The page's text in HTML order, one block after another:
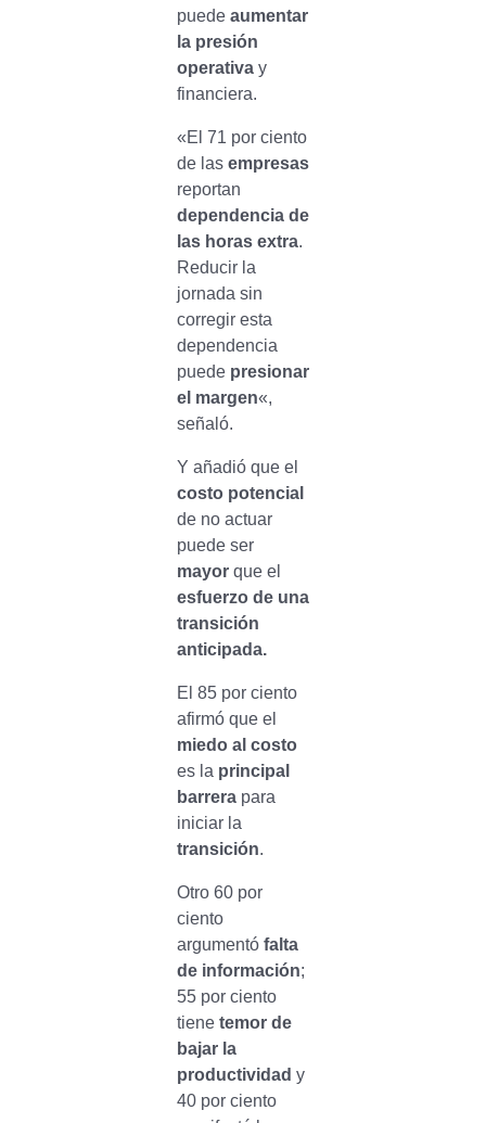
puede aumentar
la presión
operativay
financiera.
«El 71 por ciento
de las empresas
reportan
dependencia de
las horas extra.
Reducir la
jornada sin
corregir esta
dependencia
puede presionar
el margen«,
señaló.
Y añadió que el
costo potencial
de no actuar
puede ser
mayorque el
esfuerzo de una
transición
anticipada.
El 85 por ciento
afirmó que el
miedo al costo
es la principal
barrerapara
iniciar la
transición.
Otro 60 por
ciento
argumentó falta
de información;
55 por ciento
tiene temor de
bajar la
productividad y
40 por ciento